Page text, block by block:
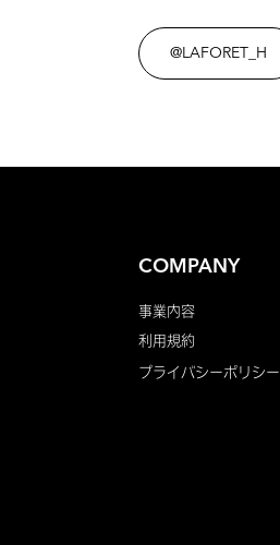
@LAFORET_H
COMPANY
事業内容
利用規約
プライバシーポリシー